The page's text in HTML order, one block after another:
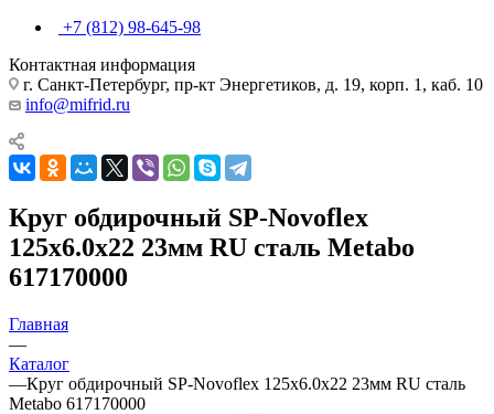
+7 (812) 98-645-98
Контактная информация
г. Санкт-Петербург, пр-кт Энергетиков, д. 19, корп. 1, каб. 10
info@mifrid.ru
Круг обдирочный SP-Novoflex
125х6.0х22 23мм RU сталь Metabo
617170000
Главная
—
Каталог
—Круг обдирочный SP-Novoflex 125х6.0х22 23мм RU сталь
Metabo 617170000